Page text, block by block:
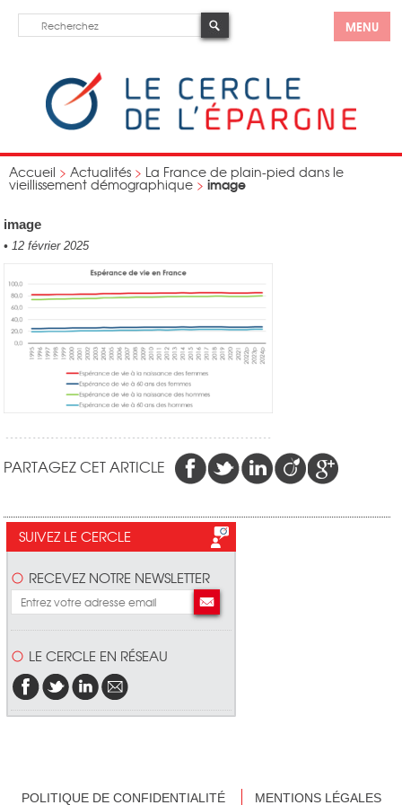
MENU
Accueil > Actualités > La France de plain-pied dans le
vieillissement démographique > image
image
• 12 février 2025
PARTAGEZ CET ARTICLE
SUIVEZ LE CERCLE
RECEVEZ NOTRE NEWSLETTER
LE CERCLE EN RÉSEAU
POLITIQUE DE CONFIDENTIALITÉ MENTIONS LÉGALES